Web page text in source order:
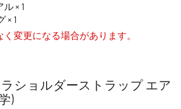
× 1
× 1
変更になる場合があります。
ラショルダーストラップ エア
)